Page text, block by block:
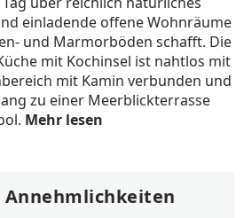
einladende offene Wohnräume
und Marmorböden schafft. Die
mit Kochinsel ist nahtlos mit
mit Kamin verbunden und
zu einer Meerblickterrasse
Mehr lesen
Annehmlichkeiten